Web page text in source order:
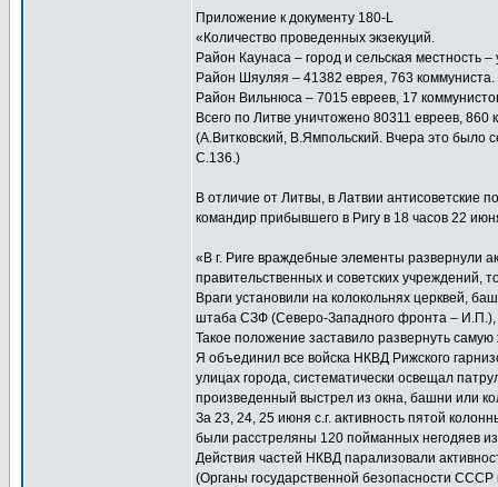
Приложение к документу 180-L
«Количество проведенных экзекуций.
Район Каунаса – город и сельская местность
Район Шяуляя – 41382 еврея, 763 коммуниста.
Район Вильнюса – 7015 евреев, 17
Всего по Литве уничтожено 80311 евреев, 860
(А.Витковский, В.Ямпольский. Вчера это было
С.136.)
В отличие от Литвы, в Латвии антисоветские
командир прибывшего в Ригу в 18 часов 22
«В г. Риге враждебные элементы развернули
правительственных и советских учреждений,
Враги установили на колокольнях церквей,
штаба СЗФ (Северо-Западного фронта –
Такое положение заставило развернуть
Я объединил все войска НКВД Рижского
улицах города, систематически освещал
произведенный выстрел из окна, башни или
За 23, 24, 25 июня с.г. активность пятой
были расстреляны 120 пойманных негодяев
Действия частей НКВД парализовали
(Органы государственной безопасности СССР